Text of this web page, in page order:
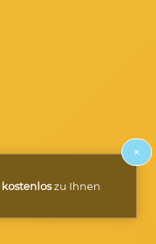
kostenloszu Ihnen
×